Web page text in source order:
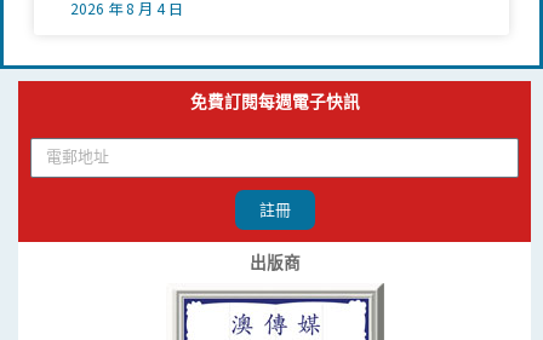
2026 年 8 月 4 日
免費訂閱每週電子快訊
註冊
出版商